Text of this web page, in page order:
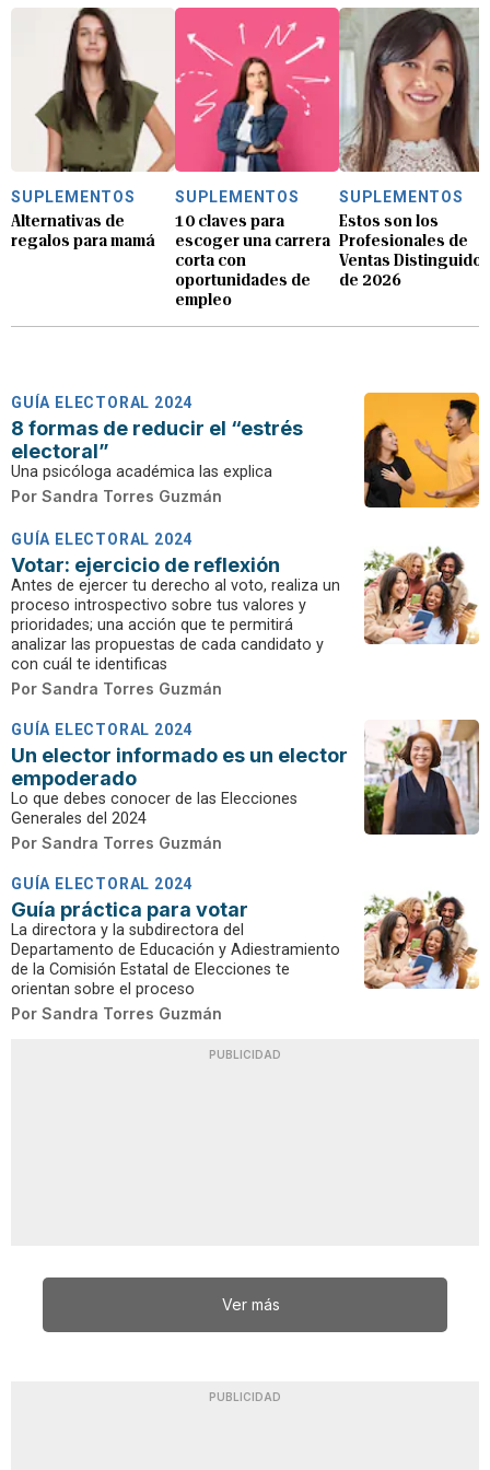
SUPLEMENTOS
Alternativas de
regalos para mamá
SUPLEMENTOS
10 claves para
escoger una carrera
corta con
oportunidades de
empleo
SUPLEMENTOS
Estos son los
Profesionales de
Ventas Distinguidos
de 2026
GUÍA ELECTORAL 2024
8 formas de reducir el “estrés
electoral”
Una psicóloga académica las explica
Por Sandra Torres Guzmán
GUÍA ELECTORAL 2024
Votar: ejercicio de reflexión
Antes de ejercer tu derecho al voto, realiza un
proceso introspectivo sobre tus valores y
prioridades; una acción que te permitirá
analizar las propuestas de cada candidato y
con cuál te identificas
Por Sandra Torres Guzmán
GUÍA ELECTORAL 2024
Un elector informado es un elector
empoderado
Lo que debes conocer de las Elecciones
Generales del 2024
Por Sandra Torres Guzmán
GUÍA ELECTORAL 2024
Guía práctica para votar
La directora y la subdirectora del
Departamento de Educación y Adiestramiento
de la Comisión Estatal de Elecciones te
orientan sobre el proceso
Por Sandra Torres Guzmán
PUBLICIDAD
Ver más
PUBLICIDAD